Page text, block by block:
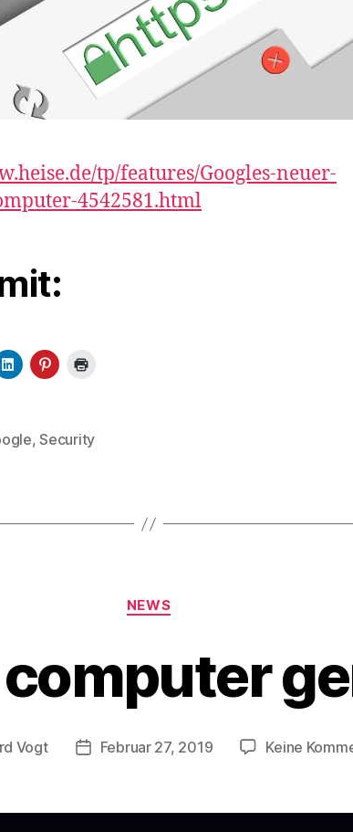
tp/features/Googles-neuer-
4542581.html
,Security
Kategorien
NEWS
computer
Vogt Veröffentlichungsdatum
Februar 27, 2019 Keine